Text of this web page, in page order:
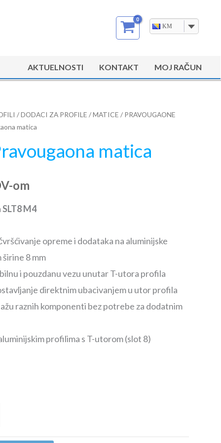
KM
AKTUELNOSTI KONTAKT MOJ RAČUN
/DODACI ZA PROFILE /MATICE / PRAVOUGAONE
matica
matica
om
SLT8 M4
opreme i dodataka na aluminijske
8 mm
i pouzdanu vezu unutar T-utora profila
direktnim ubacivanjem u utor profila
raznih komponenti bez potrebe za dodatnim
profilima s T-utorom (slot 8)